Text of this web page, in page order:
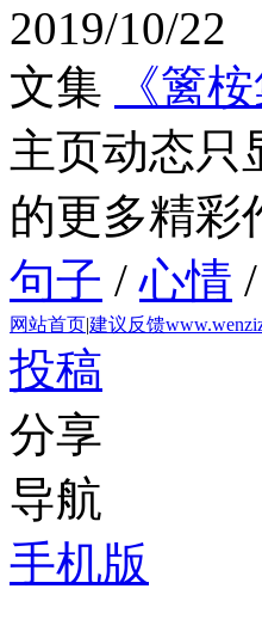
2019/10/22
文集
《篱桉
主页动态只
的更多精彩
句子 /心情 /
网站首页|建议反馈
投稿
分享
导航
手机版